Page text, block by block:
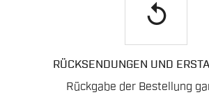
replay
RÜCKSENDUNGEN UND
Rückgabe der Bestellung